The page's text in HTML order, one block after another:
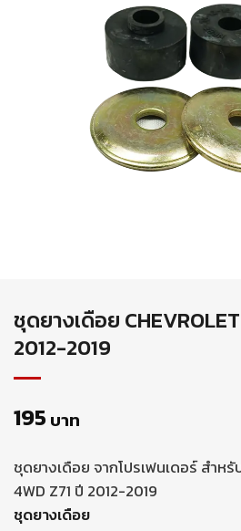
ชุดยางเดือย
2012-2019
195 บาท
ชุดยางเดือย จากโปรเฟนเดอร์ สำหรั
4WD Z71 ปี 2012-2019
ชุดยางเดือย